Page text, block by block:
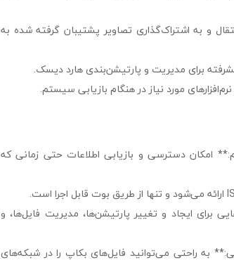
و به اشتراک‌گذاری تصاویر پشتیبان گرفته شده به
برای مدیریت و پارتیشن‌بندی هارد دیسک.
مورد نیاز در هنگام بازیابی سیستم.
دسترسی و بازیابی اطلاعات حتی زمانی که
برای ایجاد و تغییر پارتیشن‌ها، مدیریت فایل‌ها، و
به راحتی می‌توانید فایل‌های بکاپ را در شبکه‌های